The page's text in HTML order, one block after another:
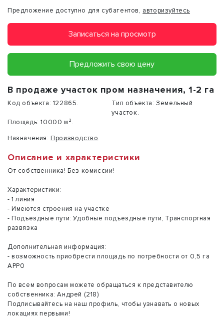
Предложение доступно для субагентов, авторизуйтесь
Записаться на просмотр
Предложить свою цену
В продаже участок пром назначения, 1-2 га
Код объекта: 122865. Тип объекта: Земельный
участок.
Площадь: 10000 м².
Назначения: Производство.
Описание и характеристики
От собственника! Без комиссии!
Характеристики:
- 1 линия
- Имеются строения на участке
- Подъездные пути: Удобные подъездные пути, Транспортная
развязка
Дополнительная информация:
- возможность приобрести площадь по потребности от 0,5 га
АРР0
По всем вопросам можете обращаться к представителю
собственника: Андрей (218)
Подписывайтесь на наш профиль, чтобы узнавать о новых
локациях первыми!